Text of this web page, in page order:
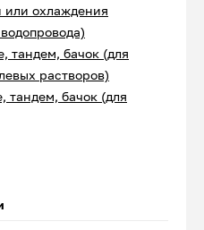
или охлаждения
тандем, бачок (для
растворов)
тандем, бачок (для